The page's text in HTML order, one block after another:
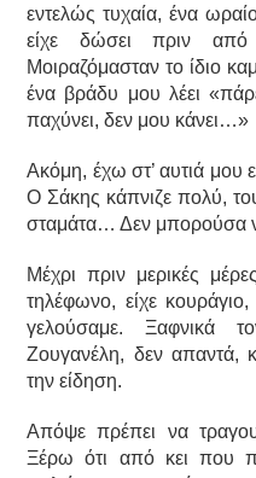
εντελώς τυχαία, ένα
είχε δώσει πριν
Μοιραζόμασταν το ίδιο
ένα βράδυ μου λέει
παχύνει, δεν μου κάνει…»
Ακόμη, έχω στ’ αυτιά μου
Ο Σάκης κάπνιζε πολύ,
σταμάτα… Δεν μπορούσα
Μέχρι πριν μερικές
τηλέφωνο, είχε
γελούσαμε. Ξαφνικά
Ζουγανέλη, δεν απαντά,
την είδηση.
Απόψε πρέπει να
Ξέρω ότι από κει που